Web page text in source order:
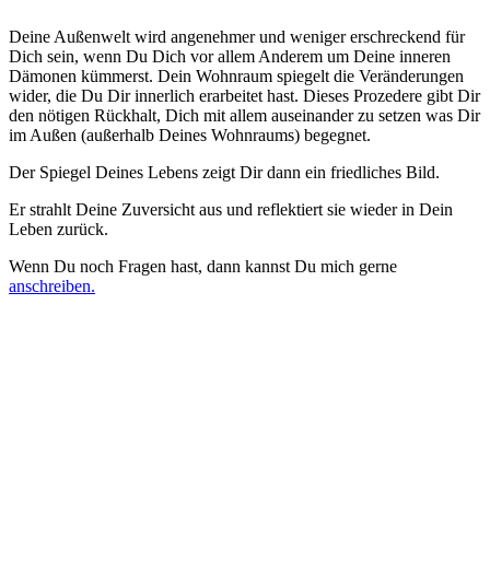
Deine Außenwelt wird angenehmer und weniger erschreckend für
Dich sein, wenn Du Dich vor allem Anderem um Deine inneren
Dämonen kümmerst. Dein Wohnraum spiegelt die Veränderungen
wider, die Du Dir innerlich erarbeitet hast. Dieses Prozedere gibt Dir
den nötigen Rückhalt, Dich mit allem auseinander zu setzen was Dir
im Außen (außerhalb Deines Wohnraums) begegnet.
Der Spiegel Deines Lebens zeigt Dir dann ein friedliches Bild.
Er strahlt Deine Zuversicht aus und reflektiert sie wieder in Dein
Leben zurück.
Wenn Du noch Fragen hast, dann kannst Du mich gerne
anschreiben.